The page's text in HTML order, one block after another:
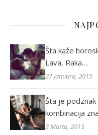
Šta kaže
Lava, Raka…
27 Januara, 2015
Šta je
kombinacija
3 Marta, 2015